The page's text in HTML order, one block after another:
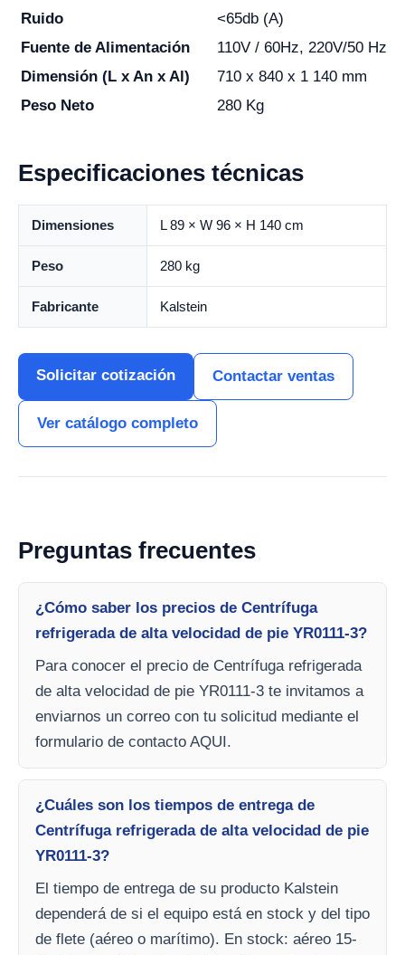
Ruido
<65db (A)
Fuente de Alimentación
110V / 60Hz, 220V/50 Hz
Dimensión (L x An x Al)
710 x 840 x 1 140 mm
Peso Neto
280 Kg
Especificaciones técnicas
Dimensiones L 89 × W 96 × H 140 cm
Peso 280 kg
Fabricante Kalstein
Solicitar cotización Contactar ventas
Ver catálogo completo
Preguntas frecuentes
¿Cómo saber los precios de Centrífuga
refrigerada de alta velocidad de pie YR0111-3?
Para conocer el precio de Centrífuga refrigerada
de alta velocidad de pie YR0111-3 te invitamos a
enviarnos un correo con tu solicitud mediante el
formulario de contacto AQUI.
¿Cuáles son los tiempos de entrega de
Centrífuga refrigerada de alta velocidad de pie
YR0111-3?
El tiempo de entrega de su producto Kalstein
dependerá de si el equipo está en stock y del tipo
de flete (aéreo o marítimo). En stock: aéreo 15-